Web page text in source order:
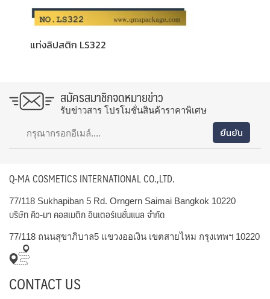
แท่งลิปสติก LS322
สมัครสมาชิกจดหมายข่าว
รับข่าวสาร โปรโมชั่นสินค้าราคาพิเศษ
Q-MA COSMETICS INTERNATIONAL CO.,LTD.
77/118 Sukhapiban 5 Rd. Orngern Saimai Bangkok 10220
บริษัท คิว-มา คอสเมติก อินเตอร์เนชั่นแนล จำกัด
77/118 ถนนสุขาภิบาล5 แขวงออเงิน เขตสายไหม กรุงเทพฯ 10220
CONTACT US